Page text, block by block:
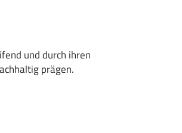
und durch ihren
prägen.